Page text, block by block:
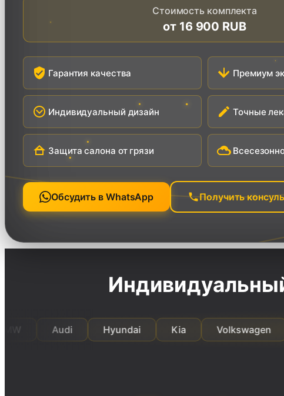
Стоимость комплекта
от 16 900 RUB
Гарантия качества Премиум
Индивидуальный дизайн Точные
Защита салона от грязи
Обсудить в WhatsApp Получить
Audi Hyundai Kia Volkswagen